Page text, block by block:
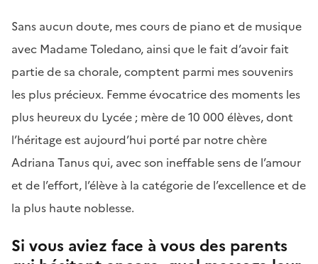
Sans aucun doute, mes cours de piano et de musique
avec Madame Toledano, ainsi que le fait d’avoir fait
partie de sa chorale, comptent parmi mes souvenirs
les plus précieux. Femme évocatrice des moments les
plus heureux du Lycée ; mère de 10 000 élèves, dont
l’héritage est aujourd’hui porté par notre chère
Adriana Tanus qui, avec son ineffable sens de l’amour
et de l’effort, l’élève à la catégorie de l’excellence et de
la plus haute noblesse.
Si vous aviez face à vous des parents